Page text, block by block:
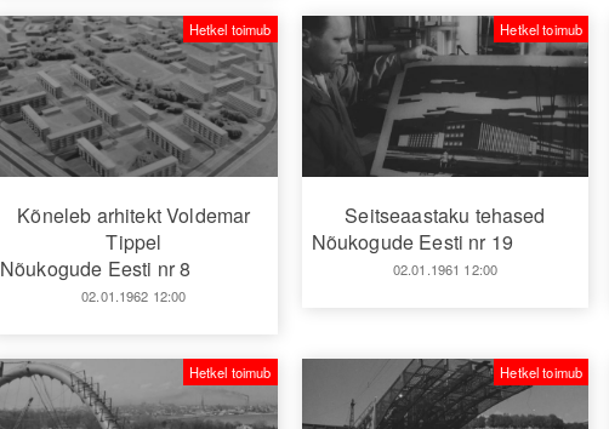
Kõneleb arhitekt Voldemar
Tippel
Nõukogude Eesti nr 8
02.01.1962 12:00
Hetkel toimub
Seitseaastaku tehased
Nõukogude Eesti nr 19
02.01.1961 12:00
Hetkel toimub
Hetkel toimub Hetkel toimub